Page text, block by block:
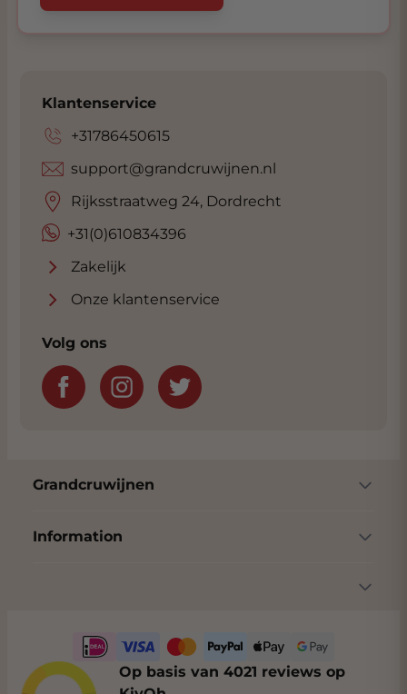
Klantenservice
+31786450615
+31(0)610834396
support@grandcruwijnen.nl
Rijksstraatweg 24, Dordrecht
Zakelijk
Onze klantenservice
Volg ons
Grandcruwijnen
Information
Op basis van 4021 reviews op